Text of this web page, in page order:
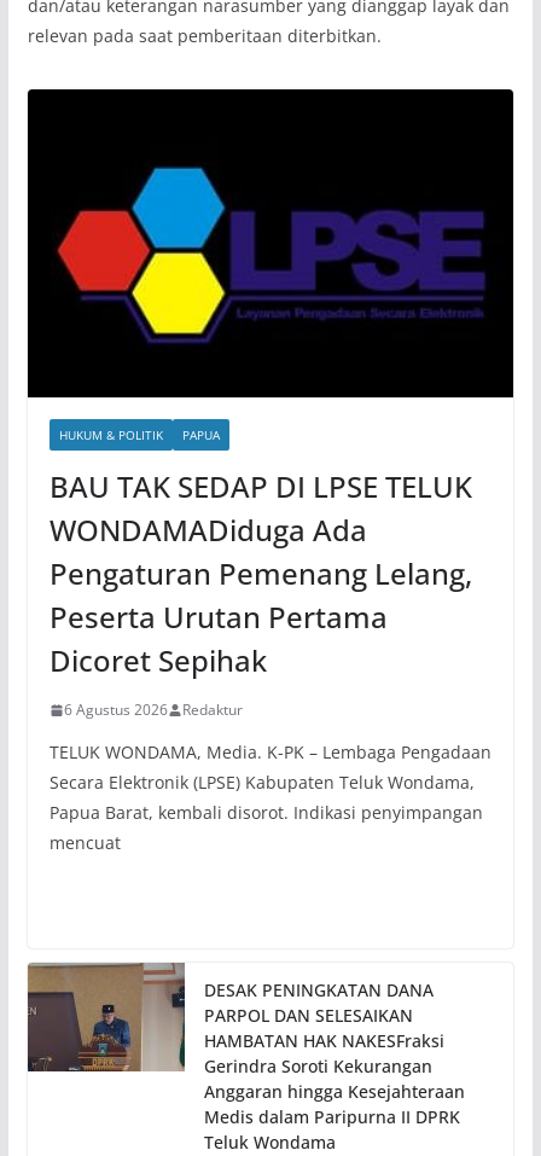
dan/atau keterangan narasumber yang dianggap layak dan
relevan pada saat pemberitaan diterbitkan.
HUKUM & POLITIK PAPUA
BAU TAK SEDAP DI LPSE TELUK
WONDAMADiduga Ada
Pengaturan Pemenang Lelang,
Peserta Urutan Pertama
Dicoret Sepihak
6 Agustus 2026 Redaktur
TELUK WONDAMA, Media. K-PK – Lembaga Pengadaan
Secara Elektronik (LPSE) Kabupaten Teluk Wondama,
Papua Barat, kembali disorot. Indikasi penyimpangan
mencuat
DESAK PENINGKATAN DANA
PARPOL DAN SELESAIKAN
HAMBATAN HAK NAKESFraksi
Gerindra Soroti Kekurangan
Anggaran hingga Kesejahteraan
Medis dalam Paripurna II DPRK
Teluk Wondama